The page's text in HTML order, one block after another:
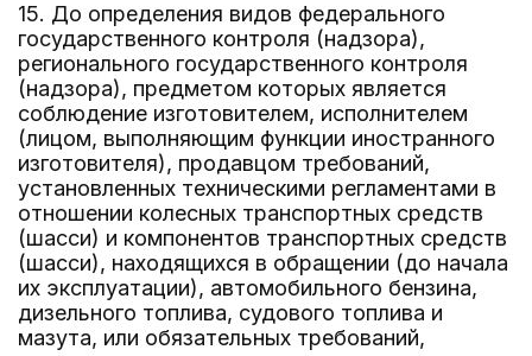
15. До определения видов федерального
государственного контроля (надзора),
регионального государственного контроля
(надзора), предметом которых является
соблюдение изготовителем, исполнителем
(лицом, выполняющим функции иностранного
изготовителя), продавцом требований,
установленных техническими регламентами в
отношении колесных транспортных средств
(шасси) и компонентов транспортных средств
(шасси), находящихся в обращении (до начала
их эксплуатации), автомобильного бензина,
дизельного топлива, судового топлива и
мазута, или обязательных требований,